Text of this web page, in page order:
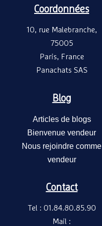
Coordonnées
10, rue Malebranche,
75005
Paris, France
Panachats SAS
Blog
Articles de blogs
Bienvenue vendeur
Nous rejoindre comme
vendeur
Contact
Tel : 01.84.80.85.90
Mail :